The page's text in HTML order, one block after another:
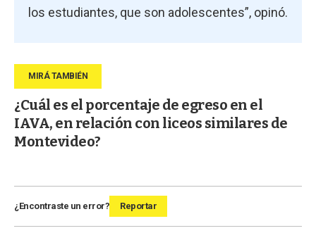
los estudiantes, que son adolescentes”, opinó.
¿Cuál es el porcentaje de egreso en el
IAVA, en relación con liceos similares de
Montevideo?
¿Encontraste un error? Reportar